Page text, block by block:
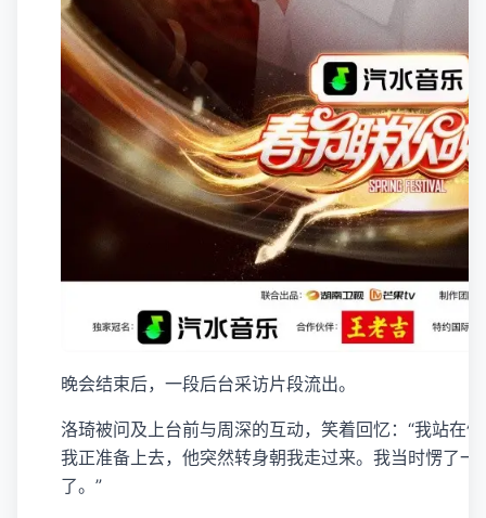
晚会结束后，一段后台采访片段流出。
洛琦被问及上台前与周深的互动，笑着回忆：“我站在
我正准备上去，他突然转身朝我走过来。我当时愣了
了。”